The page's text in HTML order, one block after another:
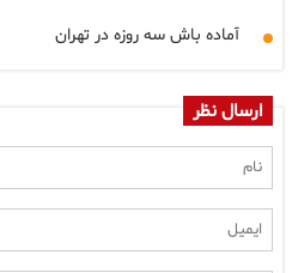
آماده باش سه روزه در تهران
ارسال نظر